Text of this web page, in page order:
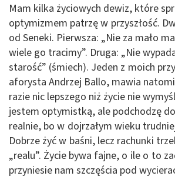
Mam kilka życiowych dewiz, które
optymizmem patrzę w przyszłość.
od Seneki. Pierwsza: „Nie za mało
wiele go tracimy”. Druga: „Nie
starość” (śmiech). Jeden z moich
aforysta Andrzej Ballo, mawia
razie nic lepszego niż życie nie
jestem optymistką, ale podchodzę
realnie, bo w dojrzałym wieku
Dobrze żyć w baśni, lecz rachunki
„realu”. Życie bywa fajne, o ile o to
przyniesie nam szczęścia pod